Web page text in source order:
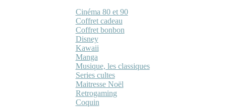
Cinéma 80 et 90
Coffret cadeau
Coffret bonbon
Disney
Kawaii
Manga
Musique, les classiques
Series cultes
Maitresse Noël
Retrogaming
Coquin